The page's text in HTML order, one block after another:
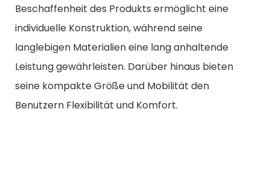
Beschaffenheit des Produkts ermöglicht eine
individuelle Konstruktion, während seine
langlebigen Materialien eine lang anhaltende
Leistung gewährleisten. Darüber hinaus bieten
seine kompakte Größe und Mobilität den
Benutzern Flexibilität und Komfort.